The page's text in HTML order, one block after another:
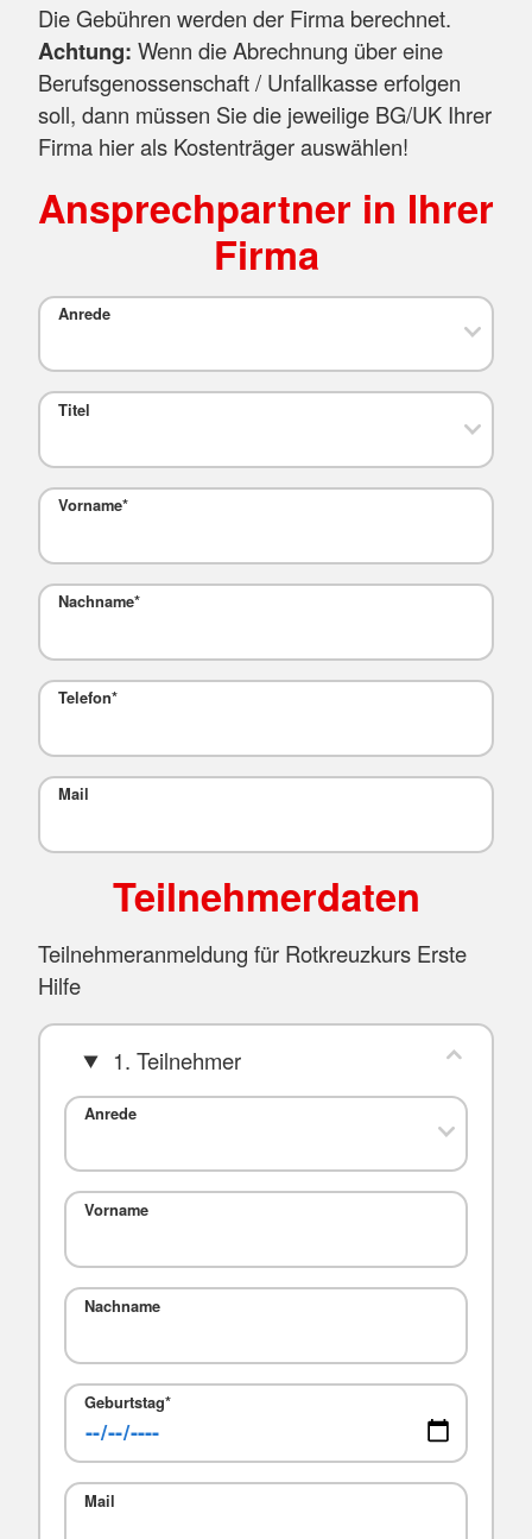
Die Gebühren werden der Firma berechnet.
Achtung: Wenn die Abrechnung über eine
Berufsgenossenschaft / Unfallkasse erfolgen
soll, dann müssen Sie die jeweilige BG/UK Ihrer
Firma hier als Kostenträger auswählen!
Ansprechpartner in Ihrer
Firma
Anrede
Titel
Vorname*
Nachname*
Telefon*
Mail
Teilnehmerdaten
Teilnehmeranmeldung für Rotkreuzkurs Erste
Hilfe
1. Teilnehmer
Anrede
Vorname
Nachname
Geburtstag*
Mail